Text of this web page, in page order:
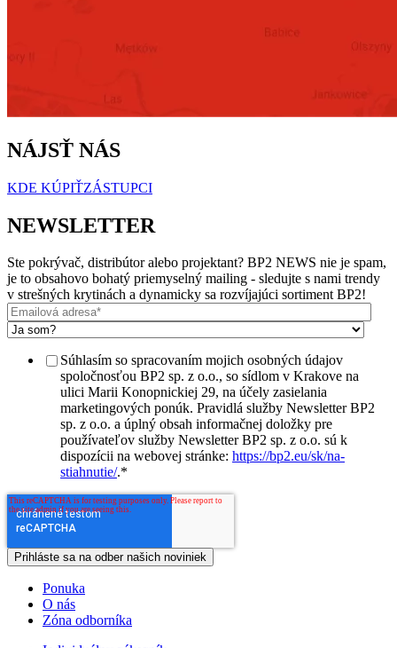
NÁJSŤ NÁS
KDE KÚPIŤZÁSTUPCI
NEWSLETTER
Ste pokrývač, distribútor alebo projektant? BP2 NEWS nie je spam,
je to obsahovo bohatý priemyselný mailing - sledujte s nami trendy
v strešných krytinách a dynamicky sa rozvíjajúci sortiment BP2!
Súhlasím so spracovaním mojich osobných údajov
spoločnosťou BP2 sp. z o.o., so sídlom v Krakove na
ulici Marii Konopnickiej 29, na účely zasielania
marketingových ponúk. Pravidlá služby Newsletter BP2
sp. z o.o. a úplný obsah informačnej doložky pre
používateľov služby Newsletter BP2 sp. z o.o. sú k
dispozícii na webovej stránke: https://bp2.eu/sk/na-
stiahnutie/.*
Ponuka
O nás
Zóna odborníka